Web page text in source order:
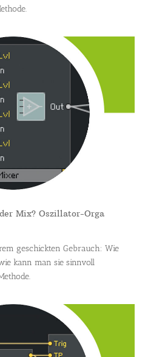
Mix? Oszillator-Orga
geschickten Gebrauch: Wie
kann man sie sinnvoll